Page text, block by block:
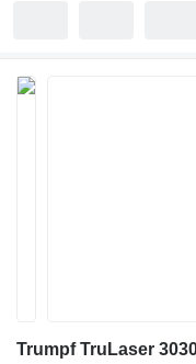
Trumpf TruLaser